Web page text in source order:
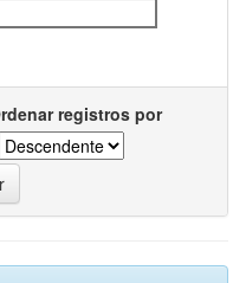
registros por